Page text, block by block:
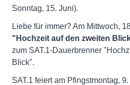
Sonntag, 15. Juni).
Liebe für immer? Am Mittwoch,
"Hochzeit auf den zweiten
zum SAT.1-Dauerbrenner
Blick".
SAT.1 feiert am Pfingstmontag,